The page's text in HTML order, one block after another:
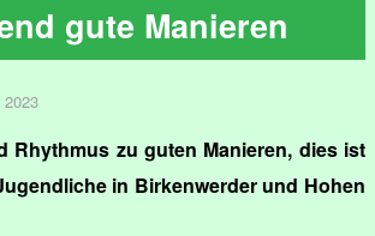
gute Manieren
Rhythmus zu guten Manieren, dies ist
in Birkenwerder und Hohen